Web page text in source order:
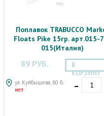
Поплавок TRABUCCO
Floats Pike 15гр. арт.015-
015(Италия)
89 РУБ.
ул. Куйбышева, 80 Б:
нет
В
КОРЗИНУ
-